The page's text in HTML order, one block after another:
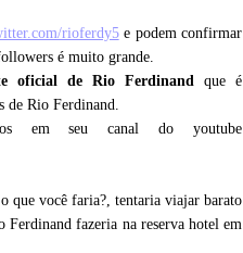
rioferdy5e podem confirmar
é muito grande.
oficial de Rio Ferdinandque é
de Rio Ferdinand.
em seu canal do youtube
o que você faria?, tentaria viajar barato
Ferdinand fazeria na reserva hotel em